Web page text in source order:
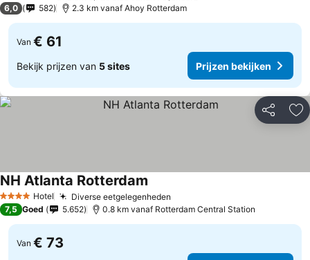
6,0 582 2.3 km vanaf Ahoy Rotterdam
Van € 61
Bekijk prijzen van 5 sites Prijzen bekijken
Delen
4 SterrenHotel Diverse eetgelegenheden
NH Atlanta Rotterdam
7,5 Goed 5.652 0.8 km vanaf Rotterdam Central Station
Van € 73